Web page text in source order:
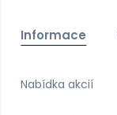
Informace
Nabídka akcií